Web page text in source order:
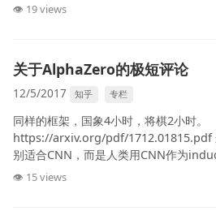
👁 19 views
关于AlphaZero的极短评论
12/5/2017 知乎 专栏
同样的框架，国象4小时，将棋2小时。
https://arxiv.org/pdf/1712.01815.pdf
别适合CNN，而是人类用CNN作为
👁 15 views